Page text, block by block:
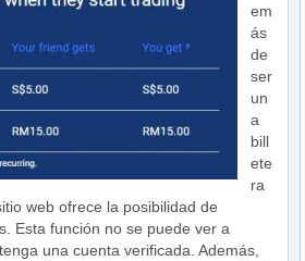
em
ás
de
ser
un
a
bill
ete
ra
web ofrece la posibilidad de
Esta función no se puede ver a
una cuenta verificada. Además,